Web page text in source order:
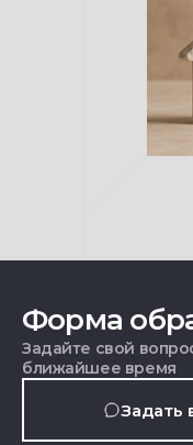
Форма
Задайте свой
ближайшее время
Задать